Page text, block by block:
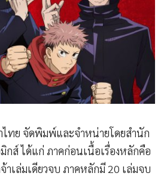
ทย จัดพิมพ์และจำหน่ายโดยสำนัก
ส์ ได้แก่ ภาคก่อนเนื้อเรื่องหลักคือ
าเล่มเดียวจบ ภาคหลักมี 20 เล่มจบ